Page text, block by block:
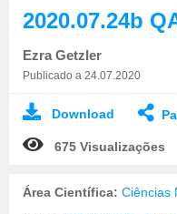
2020.07.24b
Ezra Getzler
Publicado a 24.07.2020
Download
675 Visualizações
Área Científica: Ciências